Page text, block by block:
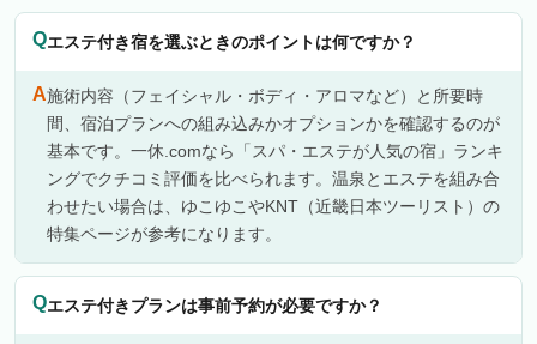
エステ付き宿を選ぶときのポイントは何ですか？
施術内容（フェイシャル・ボディ・アロマなど）と所要時
間、宿泊プランへの組み込みかオプションかを確認するのが
基本です。一休.comなら「スパ・エステが人気の宿」ランキ
ングでクチコミ評価を比べられます。温泉とエステを組み合
わせたい場合は、ゆこゆこやKNT（近畿日本ツーリスト）の
特集ページが参考になります。
エステ付きプランは事前予約が必要ですか？